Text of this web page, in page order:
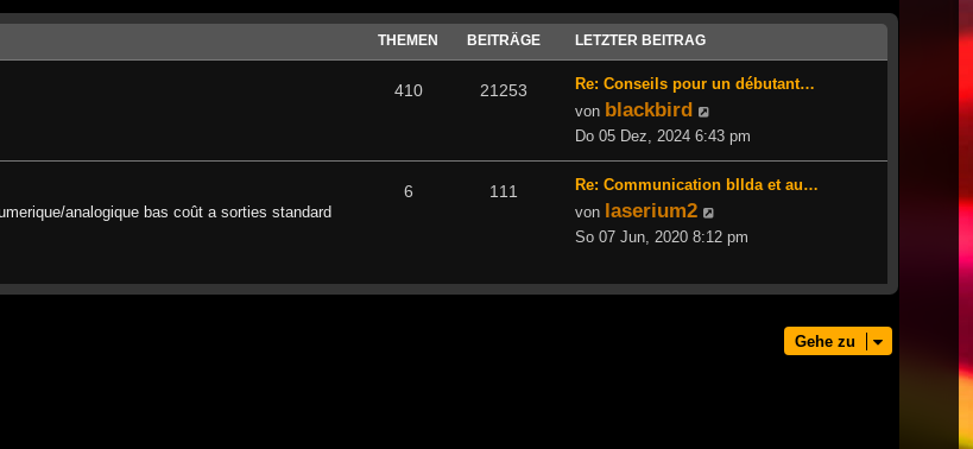
THEMEN BEITRÄGE LETZTER BEITRAG
410 21253
Re: Conseils pour un débutant…
von blackbird
Beitrag
Do 05 Dez, 2024 6:43 pm
analogique bas coût a sorties standard
6 111
Re: Communication bIlda et au…
von laserium2
Beitrag
So 07 Jun, 2020 8:12 pm
Gehe zu